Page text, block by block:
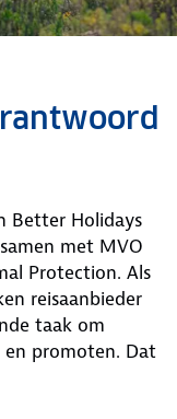
Better Holidays
met MVO
Protection. Als
reisaanbieder
taak om
promoten. Dat